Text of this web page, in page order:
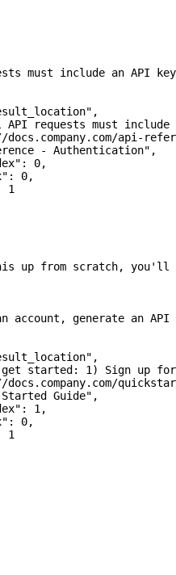
must include an API
,
API requests must
api-
- Authentication" ,
: 0,
: 0,
1
up from scratch, you'll
account, generate an
,
get started: 1) Sign up
Guide" ,
: 1 ,
: 0,
1